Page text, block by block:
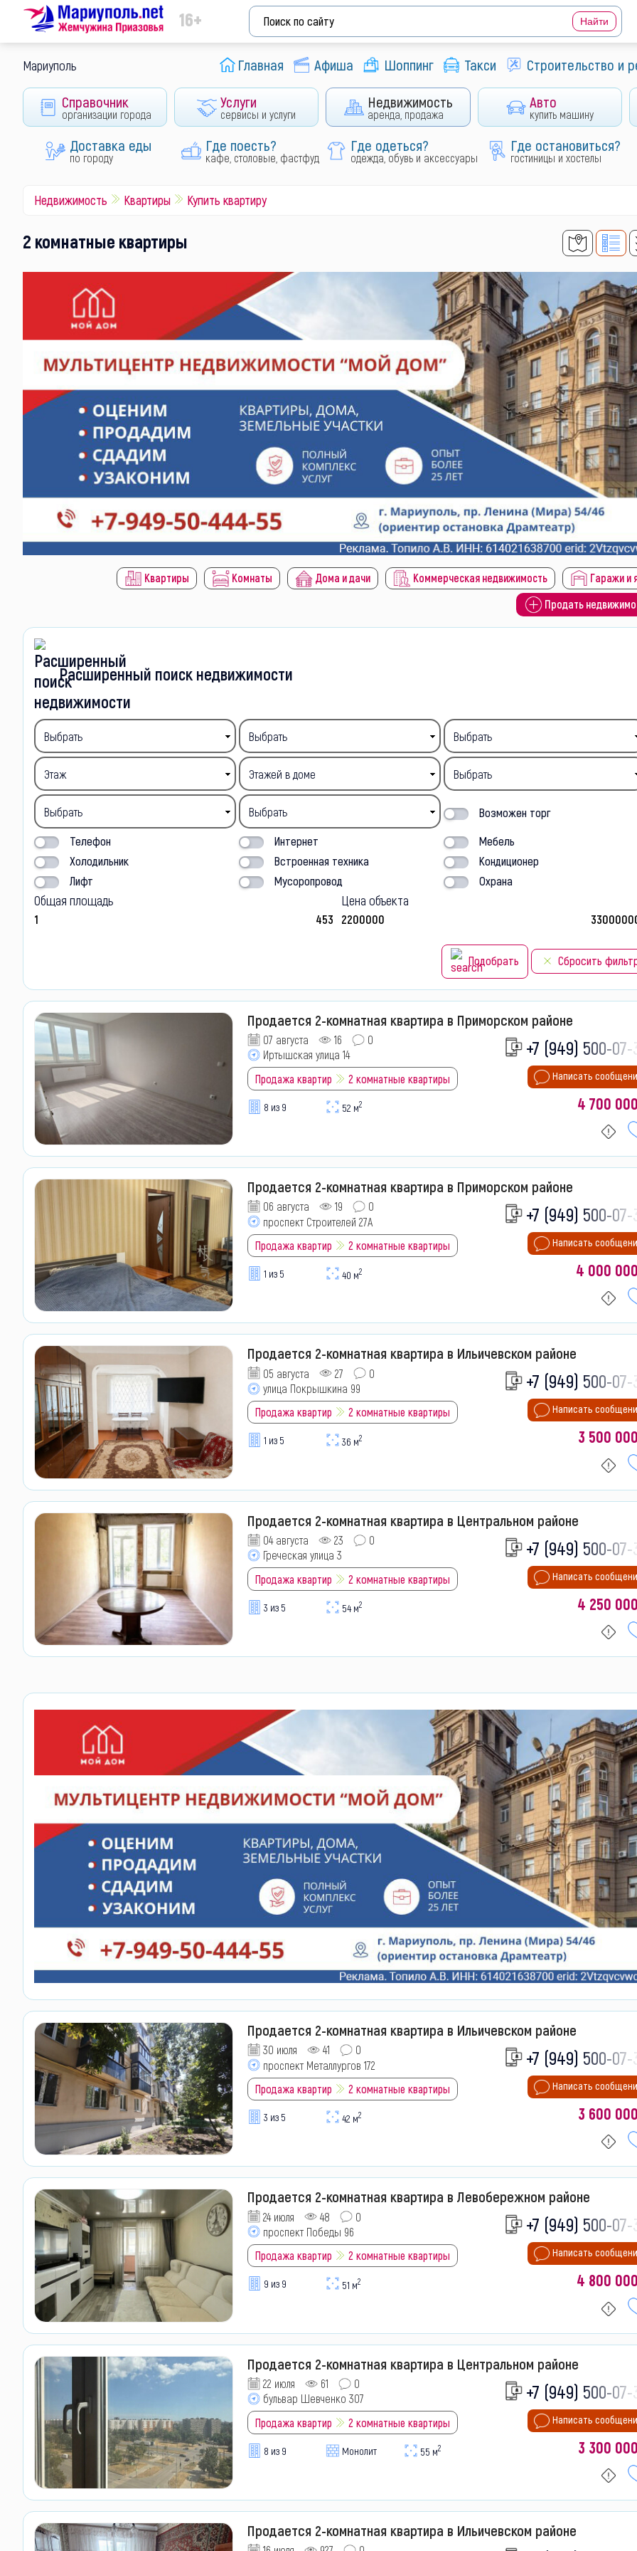
16+
Мариуполь Главная Афиша Шоппинг Такси Строительство и
Справочник
организации города
Услуги
сервисы и услуги
Недвижимость
аренда, продажа
Авто
купить машину
Доставка еды
по городу
Где поесть?
кафе, столовые, фастфуд
Где одеться?
одежда, обувь и аксессуары
Где остановиться?
гостиницы и хостелы
Недвижимость Квартиры Купить квартиру
2 комнатные квартиры
Квартиры Комнаты Дома и дачи Коммерческая недвижимость
Гаражи и
Продать
Расширенный поиск недвижимости
Возможен торг
Телефон Интернет
Мебель
Холодильник
Встроенная техника
Кондиционер
Лифт
Мусоропровод Охрана
Общая площадь Цена объекта
Подобрать Сбросить
Продается 2-комнатная квартира в Приморском районе
07 августа 16
0
Иртышская улица 14
Продажа квартир
2 комнатные квартиры
8 из 9 52 м2
+7 (949) 500-07-
Написать
4 700
Продается 2-комнатная квартира в Приморском районе
06 августа 19
0
проспект Строителей 27А
Продажа квартир
2 комнатные квартиры
1 из 5 40 м2
+7 (949) 500-07-
Написать
4 000
Продается 2-комнатная квартира в Ильичевском районе
05 августа 27
0
улица Покрышкина 99
Продажа квартир
2 комнатные квартиры
1 из 5 36 м2
+7 (949) 500-07-
Написать
3 500
Продается 2-комнатная квартира в Центральном районе
04 августа 23
0
Греческая улица 3
Продажа квартир
2 комнатные квартиры
3 из 5 54 м2
+7 (949) 500-07-
Написать
4 250
Продается 2-комнатная квартира в Ильичевском районе
30 июля 41
0
проспект Металлургов 172
Продажа квартир
2 комнатные квартиры
3 из 5 42 м2
+7 (949) 500-07-
Написать
3 600
Продается 2-комнатная квартира в Левобережном районе
24 июля 48
0
проспект Победы 96
Продажа квартир
2 комнатные квартиры
9 из 9 51 м2
+7 (949) 500-07-
Написать
4 800
Продается 2-комнатная квартира в Центральном районе
22 июля 61
0
бульвар Шевченко 307
Продажа квартир
2 комнатные квартиры
8 из 9 Монолит 55 м2
+7 (949) 500-07-
Написать
3 300
Продается 2-комнатная квартира в Ильичевском районе